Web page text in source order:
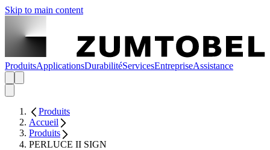
Skip to main content
ProduitsApplicationsDurabilitéServicesEntrepriseAssistance
Produits
Accueil
Produits
PERLUCE II SIGN